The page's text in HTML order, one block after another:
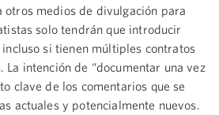
medios de divulgación para
solo tendrán que introducir
si tienen múltiples contratos
La intención de “documentar una vez
clave de los comentarios que se
actuales y potencialmente nuevos.